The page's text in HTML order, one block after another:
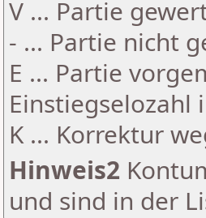
V ... Partie
- ... Partie nicht
E ... Partie
Einstiegselozahl
K ... Korrektur
Hinweis2
und sind in der